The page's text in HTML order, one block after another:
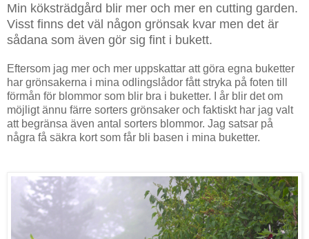
Min köksträdgård blir mer och mer en cutting garden.
Visst finns det väl någon grönsak kvar men det är
sådana som även gör sig fint i bukett.
Eftersom jag mer och mer uppskattar att göra egna buketter
har grönsakerna i mina odlingslådor fått stryka på foten till
förmån för blommor som blir bra i buketter.
I år blir det om
möjligt ännu färre sorters grönsaker och faktiskt har jag valt
att begränsa även antal sorters blommor. Jag satsar på
några få säkra kort som får bli basen i mina buketter.